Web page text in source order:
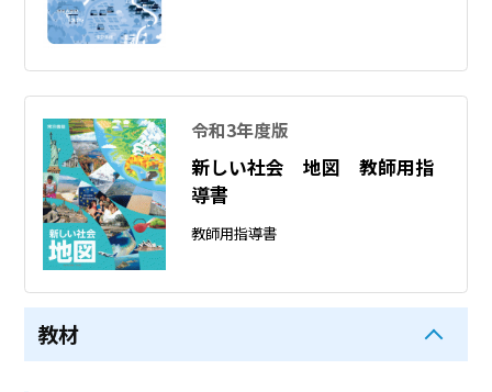
令和3年度版
新しい社会 地図 教師用指
導書
教師用指導書
教材